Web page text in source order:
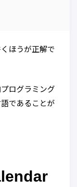
ほうが正解で
ログラミング
であることが